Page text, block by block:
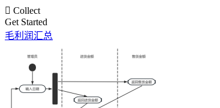
 Collect
Get Started
毛利润汇总